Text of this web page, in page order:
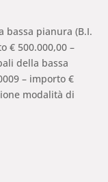
bassa pianura (B.I.
€ 500.000,00 –
della bassa
– importo €
modalità di